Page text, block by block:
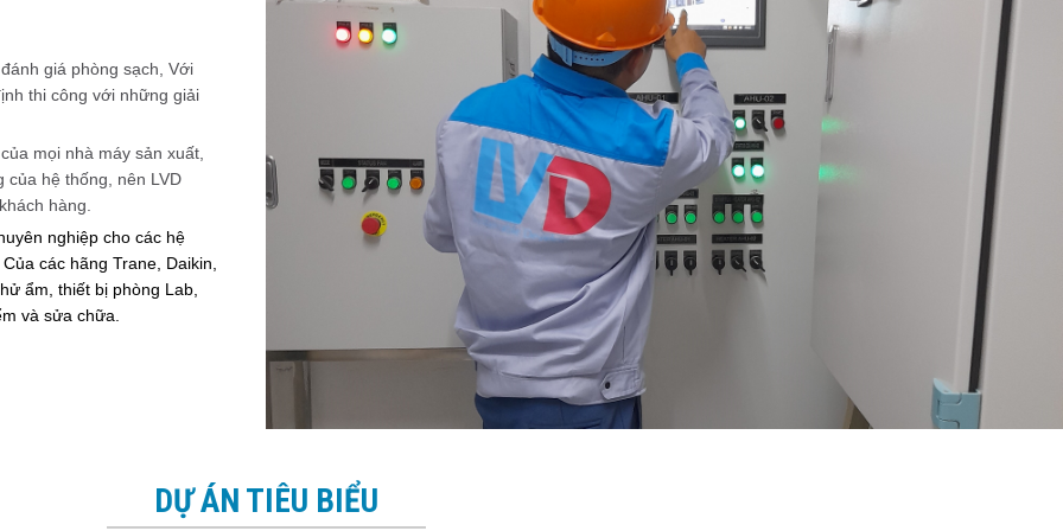
giá phòng sạch, Với
thi công với những giải
mọi nhà máy sản xuất,
của hệ thống, nên LVD
hàng.
nghiệp cho các hệ
các hãng Trane, Daikin,
ẩm, thiết bị phòng Lab,
và sửa chữa.
DỰ ÁN TIÊU BIỂU